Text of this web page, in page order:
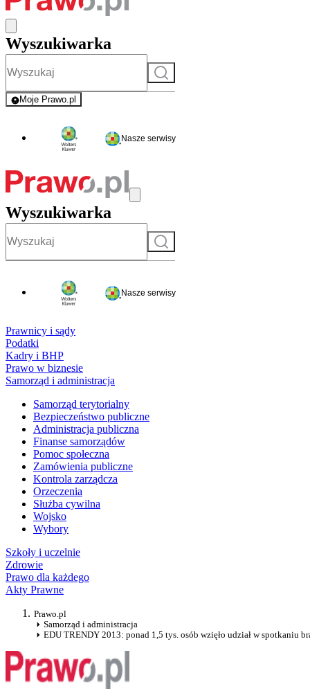
Wyszukiwarka
Szukaj
Moje Prawo.pl
- rejestracja i logowanie do serwisu
Nasze serwisy
Wyszukiwarka
Szukaj
Nasze serwisy
Prawnicy i sądy
Podatki
Kadry i BHP
Prawo w biznesie
Samorząd i administracja
Samorząd terytorialny
Bezpieczeństwo publiczne
Administracja publiczna
Finanse samorządów
Pomoc społeczna
Zamówienia publiczne
Kontrola zarządcza
Orzeczenia
Służba cywilna
Wojsko
Wybory
Szkoły i uczelnie
Zdrowie
Prawo dla każdego
Akty Prawne
Prawo.pl
Samorząd i administracja
EDU TRENDY 2013: ponad 1,5 tys. osób wzięło udział w spotkaniu